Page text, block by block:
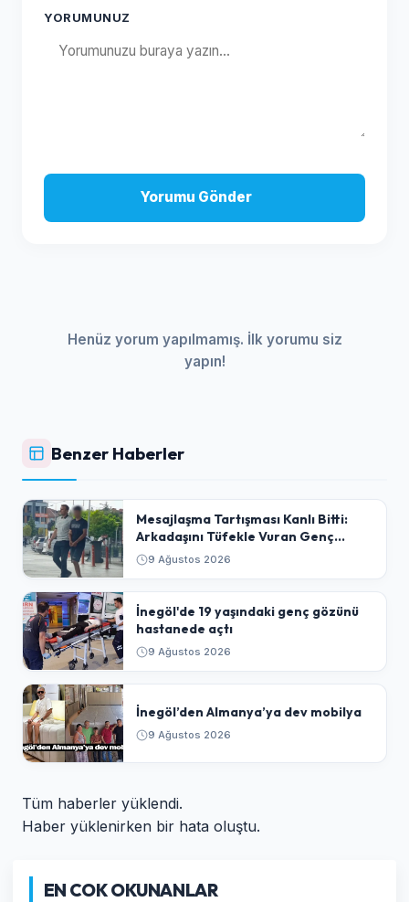
YORUMUNUZ
Yorumu Gönder
Henüz yorum yapılmamış. İlk yorumu siz
yapın!
Benzer Haberler
​Mesajlaşma Tartışması Kanlı Bitti:
Arkadaşını Tüfekle Vuran Genç
Tutuklandı
9 Ağustos 2026
İnegöl'de 19 yaşındaki genç gözünü
hastanede açtı
9 Ağustos 2026
İnegöl’den Almanya’ya dev mobilya
9 Ağustos 2026
Tüm haberler yüklendi.
Haber yüklenirken bir hata oluştu.
EN COK OKUNANLAR